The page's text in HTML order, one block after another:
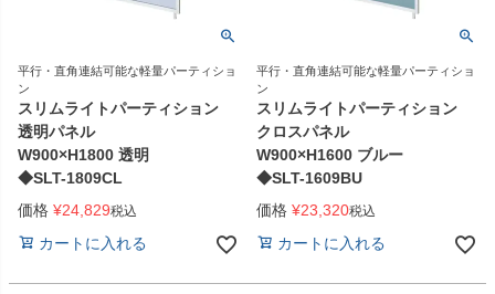
平行・直角連結可能な軽量パーティショ
ン
スリムライトパーティション
透明パネル
W900×H1800 透明
◆SLT-1809CL
価格 ¥24,829税込
カートに入れる
平行・直角連結可能な軽量パーティショ
ン
スリムライトパーティション
クロスパネル
W900×H1600 ブルー
◆SLT-1609BU
価格 ¥23,320税込
カートに入れる